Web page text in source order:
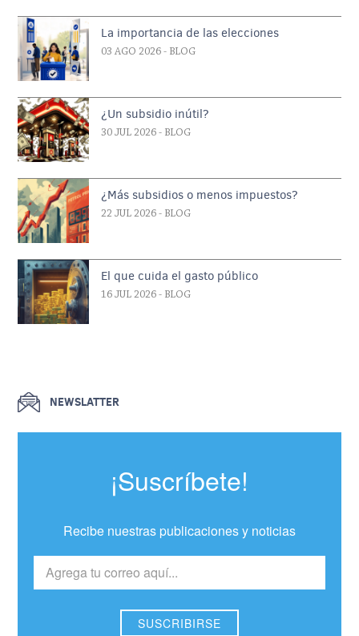
La importancia de las elecciones
03 AGO 2026 - BLOG
¿Un subsidio inútil?
30 JUL 2026 - BLOG
¿Más subsidios o menos impuestos?
22 JUL 2026 - BLOG
El que cuida el gasto público
16 JUL 2026 - BLOG
NEWSLATTER
¡Suscríbete!
Recibe nuestras publicaciones y noticias